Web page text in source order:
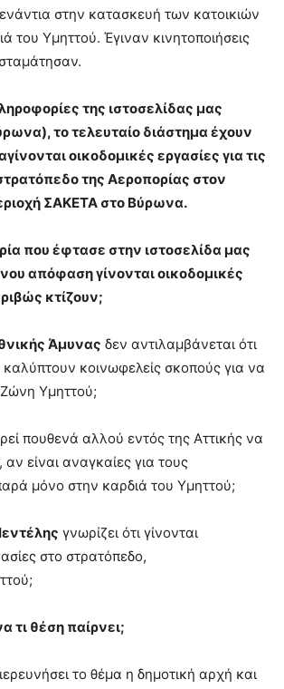
στην κατασκευή των κατοικιών
του Υμηττού. Έγιναν κινητοποιήσεις
της ιστοσελίδας μας
το τελευταίο διάστημα έχουν
οικοδομικές εργασίες για τις
της Αεροπορίας στον
ΣΑΚΕΤΑ στο Βύρωνα.
που έφτασε στην ιστοσελίδα μας
νου απόφαση γίνονται οικοδομικές
κτίζουν;
Άμυνας δεν αντιλαμβάνεται ότι
καλύπτουν κοινωφελείς σκοπούς για να
Υμηττού;
πουθενά αλλού εντός της Αττικής να
αν είναι αναγκαίες για τους
μόνο στην καρδιά του Υμηττού;
γνωρίζει ότι γίνονται
στο στρατόπεδο,
τι θέση παίρνει;
το θέμα η δημοτική αρχή και